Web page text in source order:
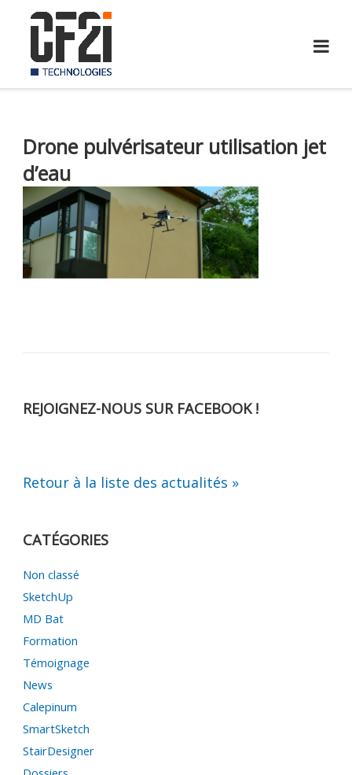
content
Drone pulvérisateur utilisation jet
d’eau
REJOIGNEZ-NOUS SUR FACEBOOK !
Retour à la liste des actualités »
CATÉGORIES
Non classé
SketchUp
MD Bat
Formation
Témoignage
News
Calepinum
SmartSketch
StairDesigner